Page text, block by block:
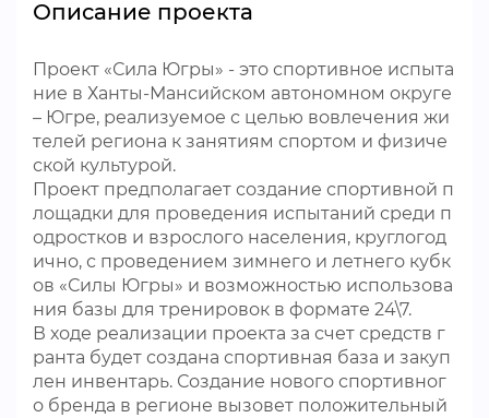
Описание проекта
Проект «Сила Югры» - это спортивное испыта
ние в Ханты-Мансийском автономном округе
– Югре, реализуемое с целью вовлечения жи
телей региона к занятиям спортом и физиче
ской культурой.
Проект предполагает создание спортивной п
лощадки для проведения испытаний среди п
одростков и взрослого населения, круглогод
ично, с проведением зимнего и летнего кубк
ов «Силы Югры» и возможностью использова
ния базы для тренировок в формате 24\7.
В ходе реализации проекта за счет средств г
ранта будет создана спортивная база и закуп
лен инвентарь. Создание нового спортивног
о бренда в регионе вызовет положительный